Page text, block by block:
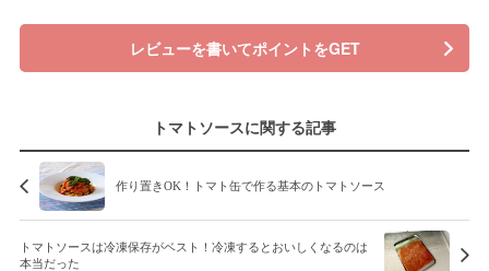
レビューを書いてポイントをGET
トマトソースに関する記事
作り置きOK！トマト缶で作る基本のトマトソース
トマトソースは冷凍保存がベスト！冷凍するとおいしくなるのは
本当だった